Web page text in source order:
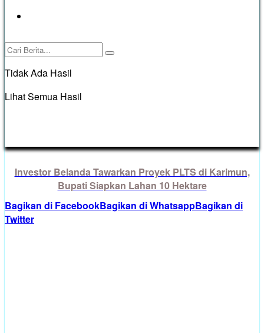
Tidak Ada Hasil
Lihat Semua Hasil
Investor Belanda Tawarkan Proyek PLTS di Karimun,
Bupati Siapkan Lahan 10 Hektare
Bagikan di FacebookBagikan di WhatsappBagikan di
Twitter